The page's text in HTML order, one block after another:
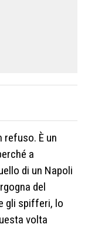
refuso. È un
a
di un Napoli
del
gli spifferi, lo
volta